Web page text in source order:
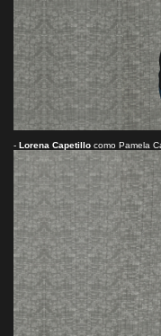
- Lorena Capetillo como Pamela